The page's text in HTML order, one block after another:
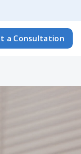
a Consultation